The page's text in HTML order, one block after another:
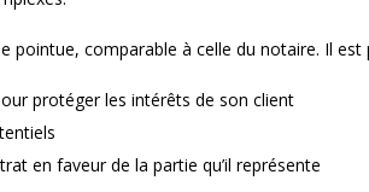
pointue, comparable à celle du notaire. Il
protéger les intérêts de son client
en faveur de la partie qu’il représente